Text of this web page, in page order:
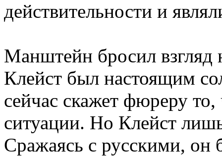
действительности и
Манштейн бросил
Клейст был настоящим
сейчас скажет фюреру то,
ситуации. Но Клейст
Сражаясь с русскими, он